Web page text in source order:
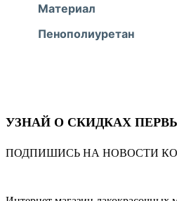
Материал
Пенополиуретан
УЗНАЙ О СКИДКАХ
ПОДПИШИСЬ НА НОВОСТИ